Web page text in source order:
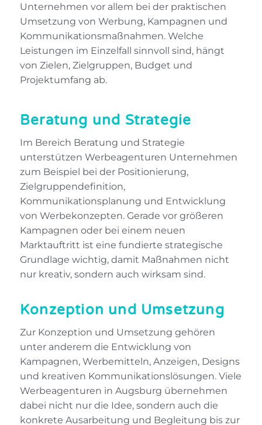
Unternehmen vor allem bei der praktischen
Umsetzung von Werbung, Kampagnen und
Kommunikationsmaßnahmen. Welche
Leistungen im Einzelfall sinnvoll sind, hängt
von Zielen, Zielgruppen, Budget und
Projektumfang ab.
Beratung und Strategie
Im Bereich Beratung und Strategie
unterstützen Werbeagenturen Unternehmen
zum Beispiel bei der Positionierung,
Zielgruppendefinition,
Kommunikationsplanung und Entwicklung
von Werbekonzepten. Gerade vor größeren
Kampagnen oder bei einem neuen
Marktauftritt ist eine fundierte strategische
Grundlage wichtig, damit Maßnahmen nicht
nur kreativ, sondern auch wirksam sind.
Konzeption und Umsetzung
Zur Konzeption und Umsetzung gehören
unter anderem die Entwicklung von
Kampagnen, Werbemitteln, Anzeigen, Designs
und kreativen Kommunikationslösungen. Viele
Werbeagenturen in Augsburg übernehmen
dabei nicht nur die Idee, sondern auch die
konkrete Ausarbeitung und Begleitung bis zur